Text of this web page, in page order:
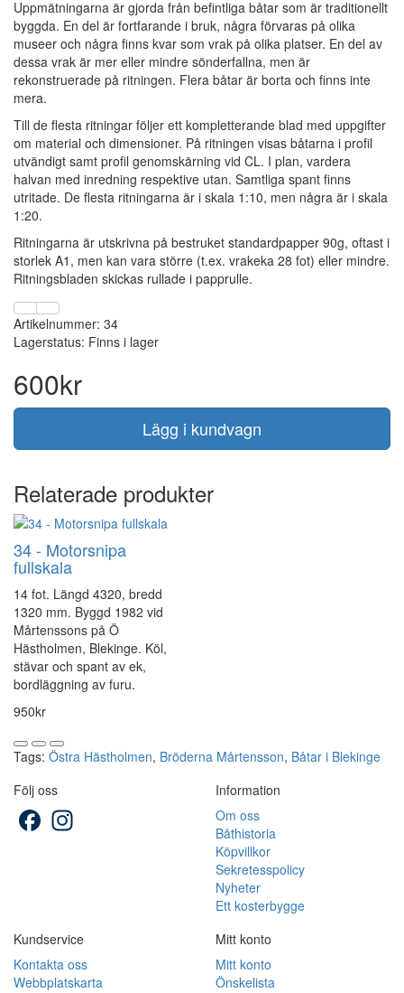
Uppmätningarna är gjorda från befintliga båtar som är traditionellt
byggda. En del är fortfarande i bruk, några förvaras på olika
museer och några finns kvar som vrak på olika platser. En del av
dessa vrak är mer eller mindre sönderfallna, men är
rekonstruerade på ritningen. Flera båtar är borta och finns inte
mera.
Till de flesta ritningar följer ett kompletterande blad med uppgifter
om material och dimensioner. På ritningen visas båtarna i profil
utvändigt samt profil genomskärning vid CL. I plan, vardera
halvan med inredning respektive utan. Samtliga spant finns
utritade. De flesta ritningarna är i skala 1:10, men några är i skala
1:20.
Ritningarna är utskrivna på bestruket standardpapper 90g, oftast i
storlek A1, men kan vara större (t.ex. vrakeka 28 fot) eller mindre.
Ritningsbladen skickas rullade i papprulle.
Artikelnummer: 34
Lagerstatus: Finns i lager
600kr
Lägg i kundvagn
Relaterade produkter
34 - Motorsnipa
fullskala
14 fot. Längd 4320, bredd
1320 mm. Byggd 1982 vid
Mårtenssons på Ö
Hästholmen, Blekinge. Köl,
stävar och spant av ek,
bordläggning av furu.
950kr
Tags: Östra Hästholmen, Bröderna Mårtensson, Båtar i Blekinge
Följ oss
Facebook
Information
Om oss
Båthistoria
Köpvillkor
Sekretesspolicy
Nyheter
Ett kosterbygge
Kundservice
Kontakta oss
Webbplatskarta
Mitt konto
Mitt konto
Önskelista